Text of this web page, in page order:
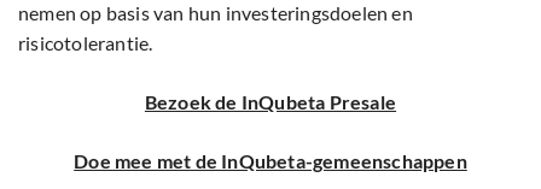
nemen op basis van hun investeringsdoelen en
risicotolerantie.
Bezoek de InQubeta Presale
Doe mee met de InQubeta-gemeenschappen